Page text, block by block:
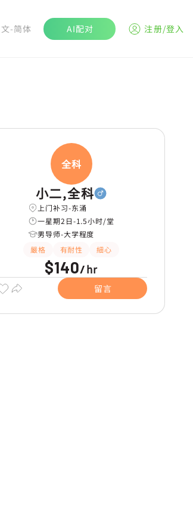
-简体 AI配对 注册/登入
全科
小二,全科
上门补习-东涌
一星期2日-1.5小时/堂
男导师-大学程度
嚴格
有耐性 細心
$140/hr
留言